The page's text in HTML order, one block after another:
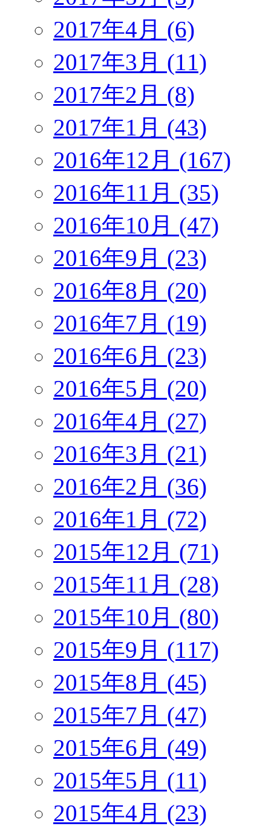
2017年4月 (6)
2017年3月 (11)
2017年2月 (8)
2017年1月 (43)
2016年12月 (167)
2016年11月 (35)
2016年10月 (47)
2016年9月 (23)
2016年8月 (20)
2016年7月 (19)
2016年6月 (23)
2016年5月 (20)
2016年4月 (27)
2016年3月 (21)
2016年2月 (36)
2016年1月 (72)
2015年12月 (71)
2015年11月 (28)
2015年10月 (80)
2015年9月 (117)
2015年8月 (45)
2015年7月 (47)
2015年6月 (49)
2015年5月 (11)
2015年4月 (23)